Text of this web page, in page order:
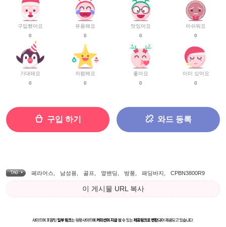
구입했어요
0
기대돼요
0
유용해요
0
저렴해요
0
맛있어요
0
좋아요
0
아쉬워요
0
이미 샀어요
0
구입 하기 와드 등록
TAG • 페라어스 남성용 골프 옆밴딩 방풍 패딩바지 CPBN3800R9
이 게시물 URL 복사